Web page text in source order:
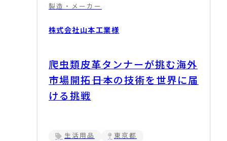
製造・メーカー
株式会社山本工業様
爬虫類皮革タンナーが挑む海外
市場開拓――日本の技術を世界に届
ける挑戦
生活用品 東京都